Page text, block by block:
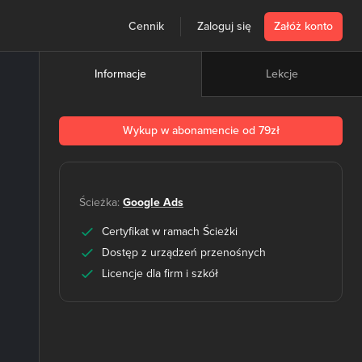
Cennik Zaloguj się Załóż konto
Informacje Lekcje
Wykup w abonamencie od 79zł
Ścieżka: Google Ads
Certyfikat w ramach Ścieżki
Dostęp z urządzeń przenośnych
Licencje dla firm i szkół